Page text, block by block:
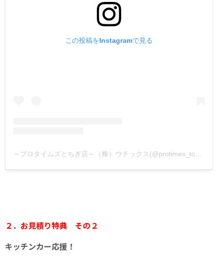
この投稿をInstagramで見る
２．お見積り特典 その２
キッチンカー応援！